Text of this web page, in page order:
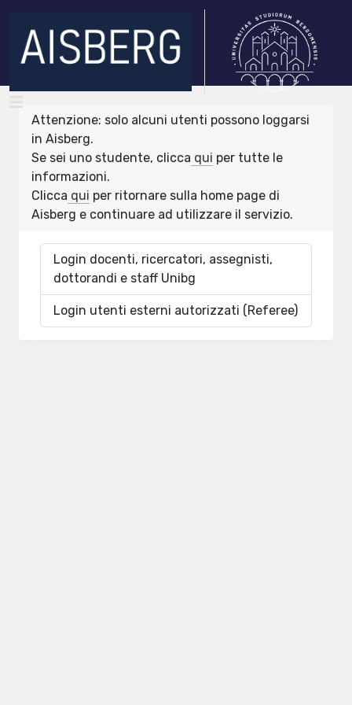
Attenzione: solo alcuni utenti possono loggarsi
in Aisberg.
Se sei uno studente, clicca qui per tutte le
informazioni.
Clicca qui per ritornare sulla home page di
Aisberg e continuare ad utilizzare il servizio.
Login docenti, ricercatori, assegnisti,
dottorandi e staff Unibg
Login utenti esterni autorizzati (Referee)